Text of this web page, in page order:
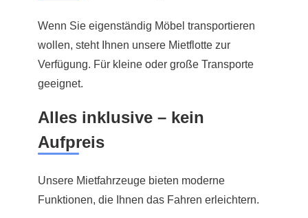
Wenn Sie eigenständig Möbel transportieren
wollen, steht Ihnen unsere Mietflotte zur
Verfügung. Für kleine oder große Transporte
geeignet.
Alles inklusive – kein
Aufpreis
Unsere Mietfahrzeuge bieten moderne
Funktionen, die Ihnen das Fahren erleichtern.